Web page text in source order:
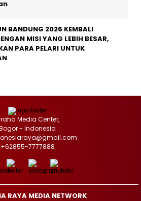
BANDUNG 2026 KEMBALI
MISI YANG LEBIH BESAR,
PARA PELARI UNTUK
Media Center,
- Indonesia
+62855-7777888
RAYA MEDIA NETWORK